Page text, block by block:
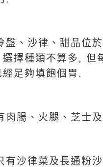
盤、沙律、甜品位
擇種類不算多, 但
足夠填飽個胃.
肉腸、火腿、芝士
有沙律菜及長通粉